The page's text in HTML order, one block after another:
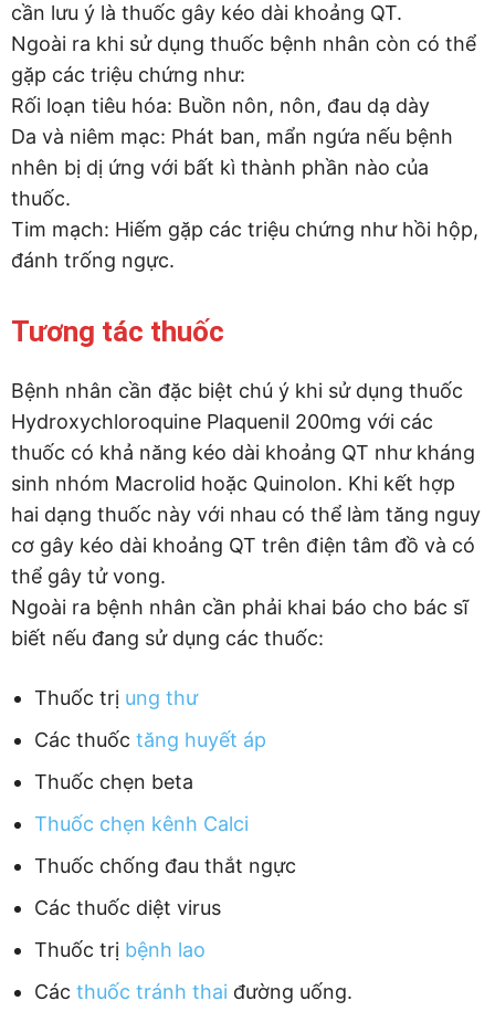
cần lưu ý là thuốc gây kéo dài khoảng QT.
Ngoài ra khi sử dụng thuốc bệnh nhân còn có thể
gặp các triệu chứng như:
Rối loạn tiêu hóa: Buồn nôn, nôn, đau dạ dày
Da và niêm mạc: Phát ban, mẩn ngứa nếu bệnh
nhên bị dị ứng với bất kì thành phần nào của
thuốc.
Tim mạch: Hiếm gặp các triệu chứng như hồi hộp,
đánh trống ngực.
Tương tác thuốc
Bệnh nhân cần đặc biệt chú ý khi sử dụng thuốc
Hydroxychloroquine Plaquenil 200mg với các
thuốc có khả năng kéo dài khoảng QT như kháng
sinh nhóm Macrolid hoặc Quinolon. Khi kết hợp
hai dạng thuốc này với nhau có thể làm tăng nguy
cơ gây kéo dài khoảng QT trên điện tâm đồ và có
thể gây tử vong.
Ngoài ra bệnh nhân cần phải khai báo cho bác sĩ
biết nếu đang sử dụng các thuốc:
Thuốc trị ung thư
Các thuốc tăng huyết áp
Thuốc chẹn beta
Thuốc chẹn kênh Calci
Thuốc chống đau thắt ngực
Các thuốc diệt virus
Thuốc trị bệnh lao
Các thuốc tránh thai đường uống.